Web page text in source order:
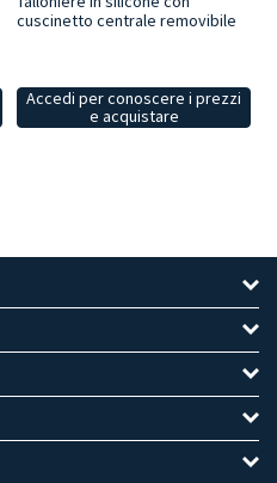
cuscinetto centrale removibile
Accedi per conoscere i prezzi
e acquistare